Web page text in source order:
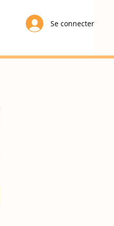
Se connecter